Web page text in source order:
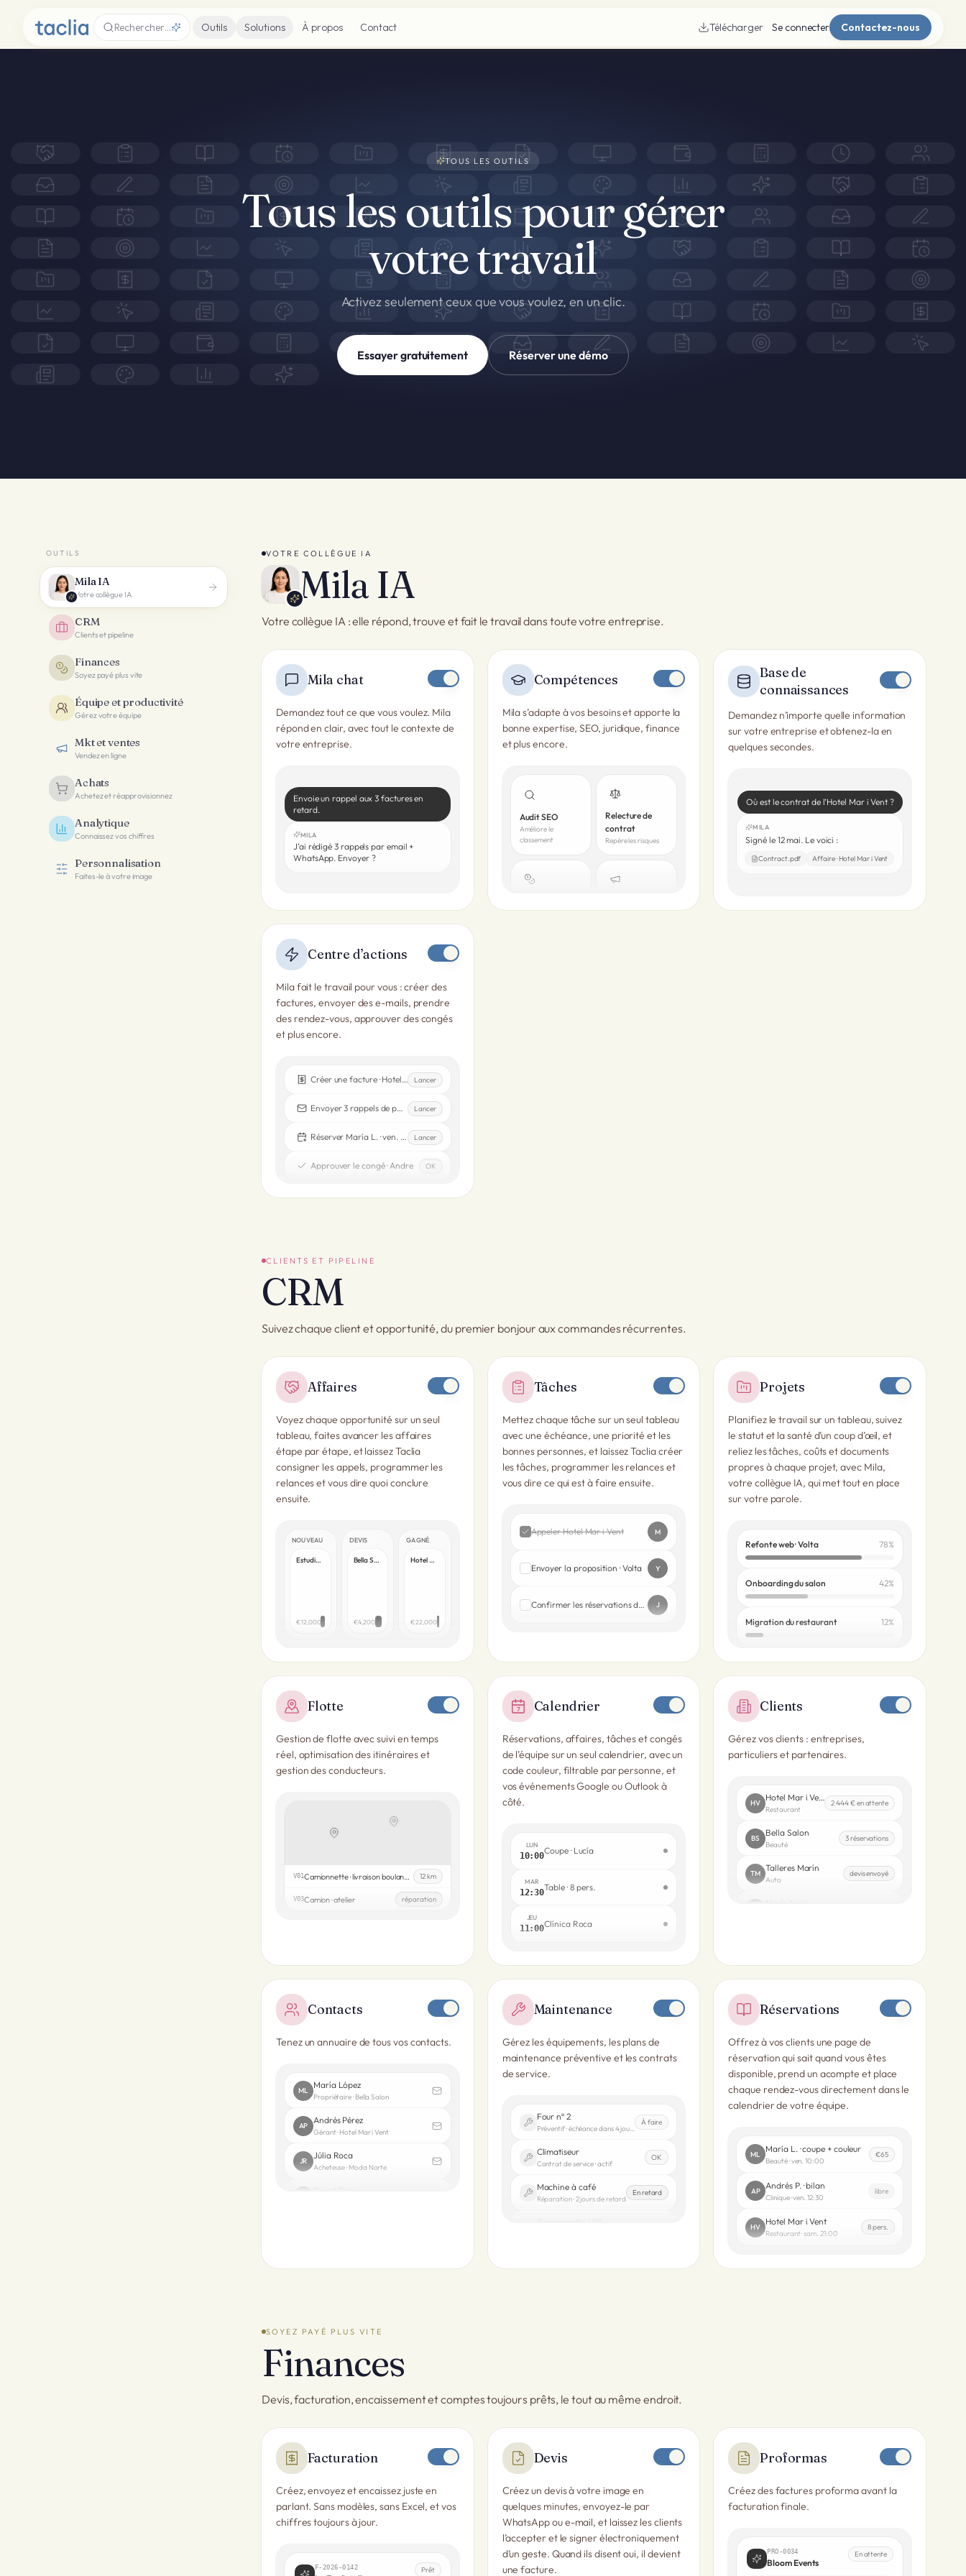
Rechercher… Outils Solutions À propos Contact Télécharger Se connecter Contactez-nous
TOUS LES OUTILS
Tous les outils pour gérer
votre travail
Activez seulement ceux que vous voulez, en un clic.
Essayer gratuitement Réserver une démo
OUTILS
Mila IA
Votre collègue IA
CRM
Clients et pipeline
Finances
Soyez payé plus vite
Équipe et productivité
Gérez votre équipe
Mkt et ventes
Vendez en ligne
Achats
Achetez et réapprovisionnez
Analytique
Connaissez vos chiffres
Personnalisation
Faites-le à votre image
VOTRE COLLÈGUE IA
Mila IA
Votre collègue IA : elle répond, trouve et fait le travail dans toute votre entreprise.
Mila chat
Demandez tout ce que vous voulez. Mila
répond en clair, avec tout le contexte de
votre entreprise.
Envoie un rappel aux 3 factures en
retard.
MILA
J’ai rédigé 3 rappels par email +
WhatsApp. Envoyer ?
Compétences
Mila s’adapte à vos besoins et apporte la
bonne expertise, SEO, juridique, finance
et plus encore.
Audit SEO
Améliore le
classement
Relecture de
contrat
Repère les risques
Prévision à 90 jours 3 variantes prêtes
Base de
connaissances
Demandez n’importe quelle information
sur votre entreprise et obtenez-la en
quelques secondes.
Où est le contrat de l’Hotel Mar i Vent ?
MILA
Signé le 12 mai. Le voici :
Contract.pdf Affaire · Hotel Mar i Vent
Centre d’actions
Mila fait le travail pour vous : créer des
factures, envoyer des e-mails, prendre
des rendez-vous, approuver des congés
et plus encore.
Créer une facture · Hotel Mar i Vent Lancer
Envoyer 3 rappels de paiement Lancer
Réserver María L. · ven. 10:00 Lancer
Approuver le congé · Andre OK
CLIENTS ET PIPELINE
CRM
Suivez chaque client et opportunité, du premier bonjour aux commandes récurrentes.
Affaires
Voyez chaque opportunité sur un seul
tableau, faites avancer les affaires
étape par étape, et laissez Taclia
consigner les appels, programmer les
relances et vous dire quoi conclure
ensuite.
NOUVEAU
Estudio Volta
€12,000
DEVIS
Bella Salon
€4,200
GAGNÉ
Hotel Mar i Vent
€22,000
Tâches
Mettez chaque tâche sur un seul tableau
avec une échéance, une priorité et les
bonnes personnes, et laissez Taclia créer
les tâches, programmer les relances et
vous dire ce qui est à faire ensuite.
Appeler Hotel Mar i Vent M
Envoyer la proposition · Volta Y
Confirmer les réservations du salon J
Projets
Planifiez le travail sur un tableau, suivez
le statut et la santé d’un coup d’œil, et
reliez les tâches, coûts et documents
propres à chaque projet, avec Mila,
votre collègue IA, qui met tout en place
sur votre parole.
Refonte web · Volta 78%
Onboarding du salon 42%
Migration du restaurant 12%
Flotte
Gestion de flotte avec suivi en temps
réel, optimisation des itinéraires et
gestion des conducteurs.
V01 12 km
V03Camion · atelier réparation
7 Calendrier
Réservations, affaires, tâches et congés
de l’équipe sur un seul calendrier, avec un
code couleur, filtrable par personne, et
vos événements Google ou Outlook à
côté.
LUN
10:00Coupe · Lucía
MAR
12:30Table · 8 pers.
JEU
11:00Clínica Roca
Clients
Gérez vos clients : entreprises,
particuliers et partenaires.
HV
Hotel Mar i Vent
Restaurant
2 444 € en attente
BS
Bella Salon
Beauté
3 réservations
TM
Talleres Marín
Auto
devis envoyé
Moda Norte
Contacts
Tenez un annuaire de tous vos contacts.
ML
María López
Propriétaire · Bella Salon
AP
Andrés Pérez
Gérant · Hotel Mar i Vent
JR
Júlia Roca
Acheteuse · Moda Norte
David Soler
Maintenance
Gérez les équipements, les plans de
maintenance préventive et les contrats
de service.
Four nº 2
Préventif · échéance dans 4 jours
À faire
Climatiseur
Contrat de service · actif
OK
Machine à café
Réparation · 2 jours de retard
En retard
Camionnette V01
Réservations
Offrez à vos clients une page de
réservation qui sait quand vous êtes
disponible, prend un acompte et place
chaque rendez-vous directement dans le
calendrier de votre équipe.
ML
María L. · coupe + couleur
Beauté · ven. 10:00
€65
AP
Andrés P. · bilan
Clinique · ven. 12:30
libre
HV
Hotel Mar i Vent
Restaurant · sam. 21:00
8 pers.
SOYEZ PAYÉ PLUS VITE
Finances
Devis, facturation, encaissement et comptes toujours prêts, le tout au même endroit.
Facturation
Créez, envoyez et encaissez juste en
parlant. Sans modèles, sans Excel, et vos
chiffres toujours à jour.
F-2026-0142 Prêt
Devis
Créez un devis à votre image en
quelques minutes, envoyez-le par
WhatsApp ou e-mail, et laissez les clients
l’accepter et le signer électroniquement
d’un geste. Quand ils disent oui, il devient
une facture.
Proformas
Créez des factures proforma avant la
facturation finale.
PRO-0034
Bloom Events
En attente